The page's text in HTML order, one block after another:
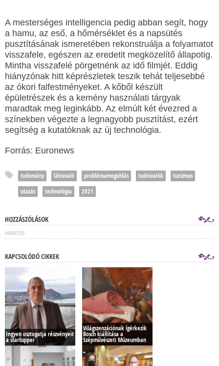
A mesterséges intelligencia pedig abban segít, hogy
a hamu, az eső, a hőmérséklet és a napsütés
pusztításának ismeretében rekonstruálja a folyamatot
visszafele, egészen az eredetit megközelítő állapotig.
Mintha visszafelé pörgetnénk az idő filmjét. Eddig
hiányzónak hitt képrészletek teszik tehát teljesebbé
az ókori falfestményeket. A kőből készült
épületrészek és a kemény használati tárgyak
maradtak meg leginkább. Az elmúlt két évezred a
színekben végezte a legnagyobb pusztítást, ezért
segítség a kutatóknak az új technológia.
Forrás: Euronews
tudomány látnivaló problémamegoldás tudnivalók
turizmus
utazás
technológia 2021
HOZZÁSZÓLÁSOK
HÍRDETÉS
KAPCSOLÓDÓ CIKKEK
Ingyen osztogatja részvényeit
a startupper
Világszenzációnak ígérkezik
Bosch kiállítása a
Szépművészeti Múzeumban